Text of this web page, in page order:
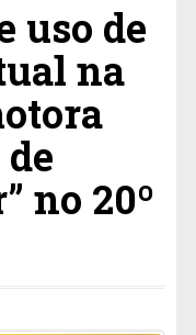
uso de
na
no 20º